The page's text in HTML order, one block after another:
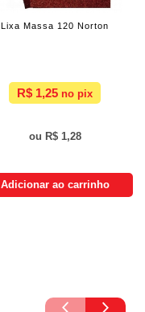
Lixa Massa 120 Norton
R$ 1,25
R$ 1,28
Adicionar ao carrinho